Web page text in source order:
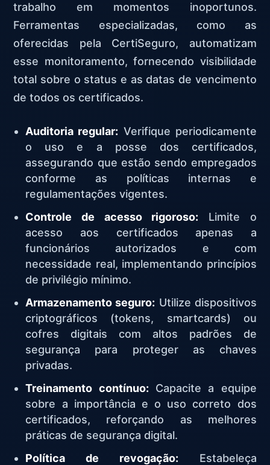
trabalho em momentos inoportunos.
Ferramentas especializadas, como as
oferecidas pela CertiSeguro, automatizam
esse monitoramento, fornecendo visibilidade
total sobre o status e as datas de vencimento
de todos os certificados.
Auditoria regular: Verifique periodicamente
o uso e a posse dos certificados,
assegurando que estão sendo empregados
conforme as políticas internas e
regulamentações vigentes.
Controle de acesso rigoroso: Limite o
acesso aos certificados apenas a
funcionários autorizados e com
necessidade real, implementando princípios
de privilégio mínimo.
Armazenamento seguro: Utilize dispositivos
criptográficos (tokens, smartcards) ou
cofres digitais com altos padrões de
segurança para proteger as chaves
privadas.
Treinamento contínuo: Capacite a equipe
sobre a importância e o uso correto dos
certificados, reforçando as melhores
práticas de segurança digital.
Política de revogação: Estabeleça